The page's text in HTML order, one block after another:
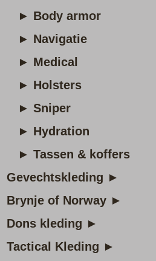
► Body armor
► Navigatie
► Medical
► Holsters
► Sniper
► Hydration
► Tassen & koffers
Gevechtskleding ►
Brynje of Norway ►
Dons kleding ►
Tactical Kleding ►